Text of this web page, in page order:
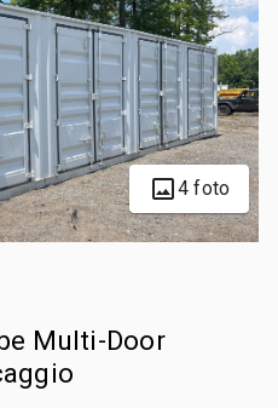
4 foto
Multi-Door